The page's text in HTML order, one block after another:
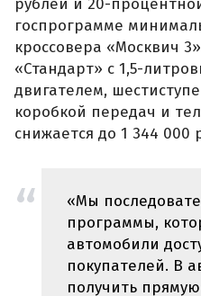
рублей и 20-
госпрограмме
кроссовера «Москвич
«Стандарт» с 1,5-
двигателем,
коробкой передач и
снижается до 1 344 000
«Мы
программы,
автомобили
покупателей. В
получить